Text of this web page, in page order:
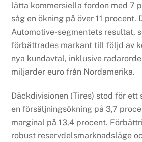
lätta kommersiella fordon med 7
såg en ökning på över 11 procent.
Automotive-segmentets resultat,
förbättrades markant till följd av
nya kundavtal, inklusive
miljarder euro från Nordamerika.
Däckdivisionen (Tires) stod för ett
en försäljningsökning på 3,7
marginal på 13,4 procent.
robust reservdelsmarknadsläge